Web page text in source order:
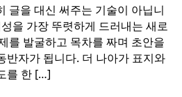
글을 대신 써주는 기술이 아닙니
을 가장 뚜렷하게 드러내는 새로
를 발굴하고 목차를 짜며 초안을
반자가 됩니다. 더 나아가 표지와
를 한 […]